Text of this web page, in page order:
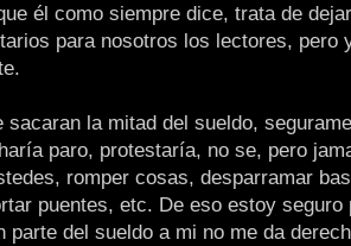
él como siempre dice, trata de
para nosotros los lectores, pero
sacaran la mitad del sueldo,
paro, protestaría, no se, pero
romper cosas, desparramar
puentes, etc. De eso estoy seguro
parte del sueldo a mi no me da